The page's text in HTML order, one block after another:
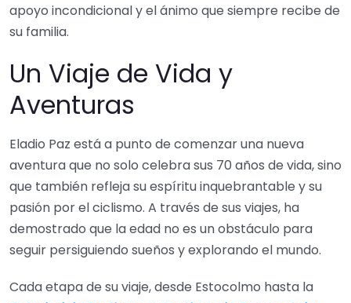
apoyo incondicional y el ánimo que siempre recibe de
su familia.
Un Viaje de Vida y
Aventuras
Eladio Paz está a punto de comenzar una nueva
aventura que no solo celebra sus 70 años de vida, sino
que también refleja su espíritu inquebrantable y su
pasión por el ciclismo. A través de sus viajes, ha
demostrado que la edad no es un obstáculo para
seguir persiguiendo sueños y explorando el mundo.
Cada etapa de su viaje, desde Estocolmo hasta la